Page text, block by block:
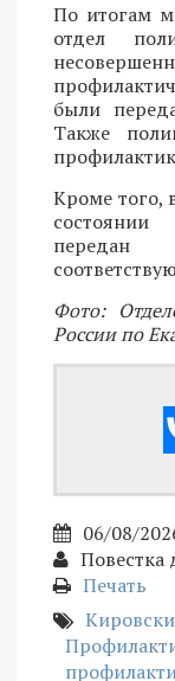
По итогам
отдел
были
Также
Кроме того,
состоянии
передан
Фото:
России по
06/08/
Повестка
Печать